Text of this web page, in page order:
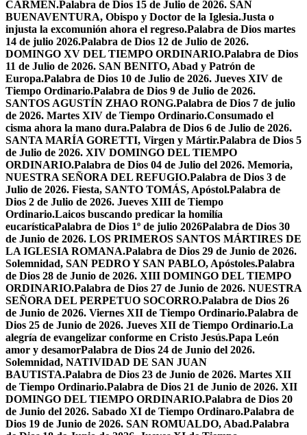
CARMEN.Palabra de Dios 15 de Julio de 2026. SAN
BUENAVENTURA, Obispo y Doctor de la Iglesia.Justa o
injusta la excomunión ahora el regreso.Palabra de Dios martes
14 de julio 2026.Palabra de Dios 12 de Julio de 2026.
DOMINGO XV DEL TIEMPO ORDINARIO.Palabra de Dios
11 de Julio de 2026. SAN BENITO, Abad y Patrón de
Europa.Palabra de Dios 10 de Julio de 2026. Jueves XIV de
Tiempo Ordinario.Palabra de Dios 9 de Julio de 2026.
SANTOS AGUSTÍN ZHAO RONG.Palabra de Dios 7 de julio
de 2026. Martes XIV de Tiempo Ordinario.Consumado el
cisma ahora la mano dura.Palabra de Dios 6 de Julio de 2026.
SANTA MARÍA GORETTI, Virgen y Mártir.Palabra de Dios 5
de Julio de 2026. XIV DOMINGO DEL TIEMPO
ORDINARIO.Palabra de Dios 04 de Julio del 2026. Memoria,
NUESTRA SEÑORA DEL REFUGIO.Palabra de Dios 3 de
Julio de 2026. Fiesta, SANTO TOMÁS, Apóstol.Palabra de
Dios 2 de Julio de 2026. Jueves XIII de Tiempo
Ordinario.Laicos buscando predicar la homilía
eucarísticaPalabra de Dios 1º de julio 2026Palabra de Dios 30
de Junio de 2026. LOS PRIMEROS SANTOS MÁRTIRES DE
LA IGLESIA ROMANA.Palabra de Dios 29 de Junio de 2026.
Solemnidad, SAN PEDRO Y SAN PABLO, Apóstoles.Palabra
de Dios 28 de Junio de 2026. XIII DOMINGO DEL TIEMPO
ORDINARIO.Palabra de Dios 27 de Junio de 2026. NUESTRA
SEÑORA DEL PERPETUO SOCORRO.Palabra de Dios 26
de Junio de 2026. Viernes XII de Tiempo Ordinario.Palabra de
Dios 25 de Junio de 2026. Jueves XII de Tiempo Ordinario.La
alegría de evangelizar conforme en Cristo Jesús.Papa León
amor y desamorPalabra de Dios 24 de Junio del 2026.
Solemnidad, NATIVIDAD DE SAN JUAN
BAUTISTA.Palabra de Dios 23 de Junio de 2026. Martes XII
de Tiempo Ordinario.Palabra de Dios 21 de Junio de 2026. XII
DOMINGO DEL TIEMPO ORDINARIO.Palabra de Dios 20
de Junio del 2026. Sabado XI de Tiempo Ordinaro.Palabra de
Dios 19 de Junio de 2026. SAN ROMUALDO, Abad.Palabra